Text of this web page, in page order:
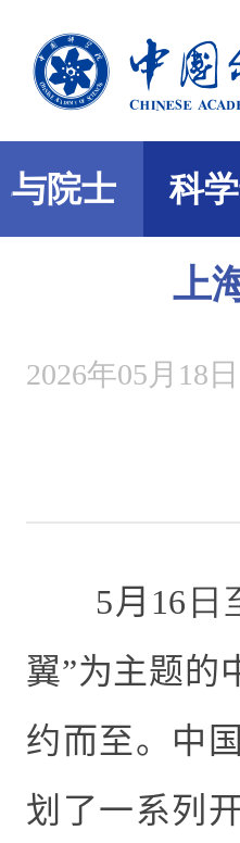
与院士 科
上
2026年05月18日
5月 16日
翼”为主题的
约而至。中
划了一系列